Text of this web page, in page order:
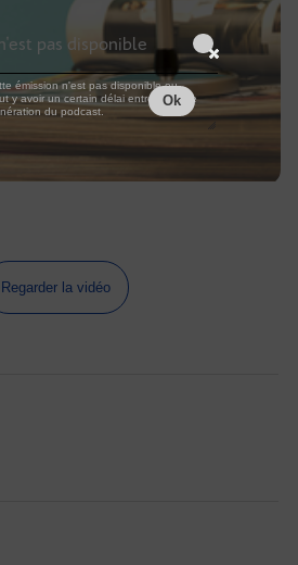
Regarder la vidéo
pas disponible
émission n'est pas disponible ou
y avoir un certain délai entre la fin de
du podcast.
Ok